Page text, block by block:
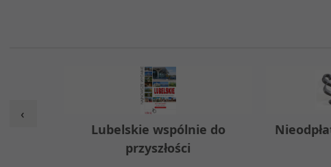
Lubelskie wspólnie do
przyszłości
‹